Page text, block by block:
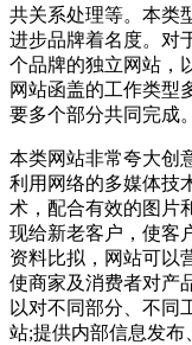
共关系处理等。本类
进步品牌着名度。对
个品牌的独立网站，
网站函盖的工作类型
要多个部分共同完成。
本类网站非常夸大创
利用网络的多媒体技
术，配合有效的图片
现给新老客户，使客
资料比拟，网站可以
使商家及消费者对产
以对不同部分、不同
站;提供内部信息发